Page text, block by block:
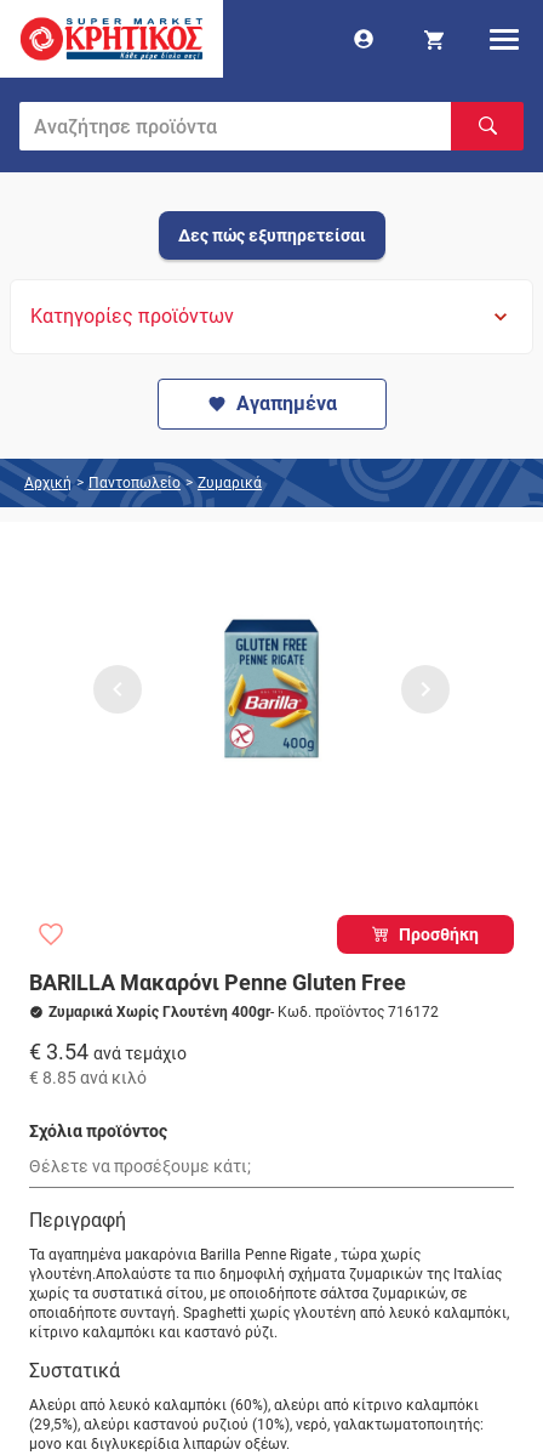
Δες πώς εξυπηρετείσαι
Κατηγορίες προϊόντων
Αγαπημένα
Αρχική > Παντοπωλείο > Ζυμαρικά
Προσθήκη
BARILLA Μακαρόνι Penne Gluten Free
Ζυμαρικά Χωρίς Γλουτένη 400gr- Κωδ. προϊόντος 716172
€ 3.54 ανά τεμάχιο
€ 8.85ανά κιλό
Σχόλια προϊόντος
Περιγραφή
Τα αγαπημένα μακαρόνια Barilla Penne Rigate , τώρα χωρίς
γλουτένη.Απολαύστε τα πιο δημοφιλή σχήματα ζυμαρικών της Ιταλίας
χωρίς τα συστατικά σίτου, με οποιοδήποτε σάλτσα ζυμαρικών, σε
οποιαδήποτε συνταγή. Spaghetti χωρίς γλουτένη από λευκό καλαμπόκι,
κίτρινο καλαμπόκι και καστανό ρύζι.
Συστατικά
Αλεύρι από λευκό καλαμπόκι (60%), αλεύρι από κίτρινο καλαμπόκι
(29,5%), αλεύρι καστανού ρυζιού (10%), νερό, γαλακτωματοποιητής:
μονο και διγλυκερίδια λιπαρών οξέων.